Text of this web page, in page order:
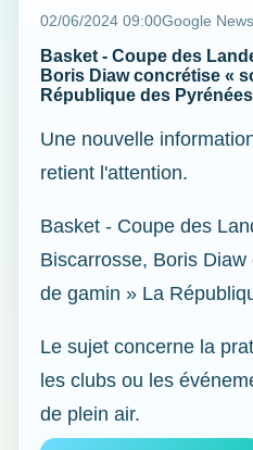
02/06/2024 09:00Google
Basket - Coupe des
Boris Diaw concrétise «
République des Pyrénées
Une nouvelle
retient l'attention.
Basket - Coupe des
Biscarrosse, Boris
de gamin » La
Le sujet concerne la
les clubs ou les
de plein air.